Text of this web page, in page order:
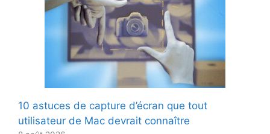
10 astuces de capture d’écran que tout
utilisateur de Mac devrait connaître